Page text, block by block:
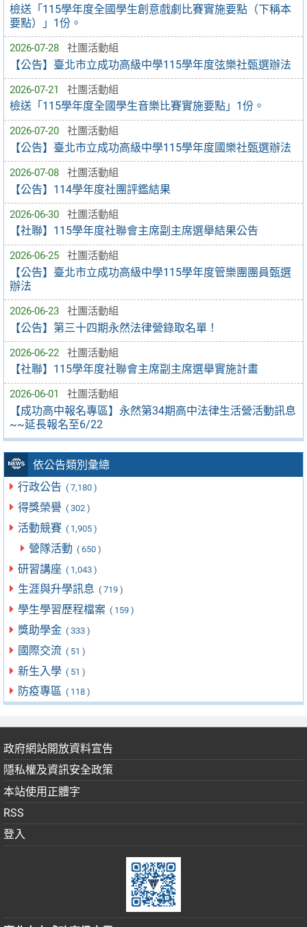
檢送「115學年度全國學生創意戲劇比賽實施要點（下稱本
要點）」1份。
2026-07-28 社團活動組
【公告】臺北市立成功高級中學115學年度弦樂社甄選辦法
2026-07-21 社團活動組
檢送「115學年度全國學生音樂比賽實施要點」1份。
2026-07-20 社團活動組
【公告】臺北市立成功高級中學115學年度國樂社甄選辦法
2026-07-08 社團活動組
【公告】114學年度社團評鑑結果
2026-06-30 社團活動組
【社聯】115學年度社聯會主席副主席選舉結果公告
2026-06-25 社團活動組
【公告】臺北市立成功高級中學115學年度管樂團團員甄選
辦法
2026-06-23 社團活動組
【公告】第三十四期永然法律營錄取名單！
2026-06-22 社團活動組
【社聯】115學年度社聯會主席副主席選舉實施計畫
2026-06-01 社團活動組
【成功高中報名專區】永然第34期高中法律生活營活動訊息
~~延長報名至6/22
依公告類別彙總
行政公告 ( 7,180 )
得獎榮譽 ( 302 )
活動競賽 ( 1,905 )
營隊活動 ( 650 )
研習講座 ( 1,043 )
生涯與升學訊息 ( 719 )
學生學習歷程檔案 ( 159 )
獎助學金 ( 333 )
國際交流 ( 51 )
新生入學 ( 51 )
防疫專區 ( 118 )
政府網站開放資料宣告
隱私權及資訊安全政策
本站使用正體字
RSS
登入